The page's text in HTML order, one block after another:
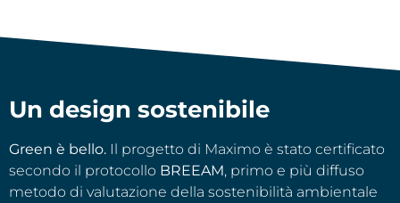
Un design sostenibile
Green è bello. Il progetto di Maximo è stato certificato
secondo il protocollo BREEAM, primo e più diffuso
metodo di valutazione della sostenibilità ambientale